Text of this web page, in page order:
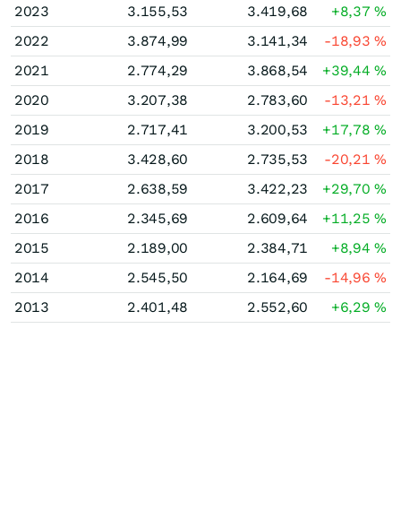
2023
3.155,53 3.419,68 +8,37%
2022
3.874,99 3.141,34 -18,93%
2021
2.774,29 3.868,54 +39,44%
2020
3.207,38 2.783,60 -13,21%
2019
2.717,41 3.200,53 +17,78%
2018
3.428,60 2.735,53 -20,21%
2017
2.638,59 3.422,23 +29,70%
2016
2.345,69 2.609,64 +11,25%
2015
2.189,00 2.384,71 +8,94%
2014
2.545,50 2.164,69 -14,96%
2013
2.401,48 2.552,60 +6,29%